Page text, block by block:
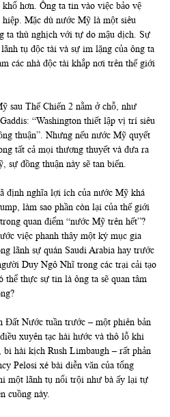
hơn. Ông ta tin vào việc bảo vệ
Mặc dù nước Mỹ là một siêu
ta thù nghịch với tự do mậu dịch. Sự
tụ độc tài và sự im lặng của ông ta
các nhà độc tài khắp nơi trên thế giới
sau Thế Chiến 2 nằm ở chỗ, như
“Washington thiết lập vị trí siêu
thuận”. Nhưng nếu nước Mỹ quyết
tất cả mọi thương thuyết và đưa ra
sự đồng thuận này sẽ tan biến.
định nghĩa lợi ích của nước Mỹ khá
làm sao phần còn lại của thế giới
quan điểm “nước Mỹ trên hết”?
việc phanh thây một ký mục gia
lãnh sự quán Saudi Arabia hay trước
Duy Ngô Nhĩ trong các trại cải tạo
thể thực sự tin là ông ta sẽ quan tâm
Nước tuần trước – một phiên bản
xuyên tạc hài hước và thô lỗ khi
hài kịch Rush Limbaugh – rất phản
Pelosi xé bài diễn văn của tổng
một lãnh tụ nổi trội như bà ấy lại tự
cuồng này.